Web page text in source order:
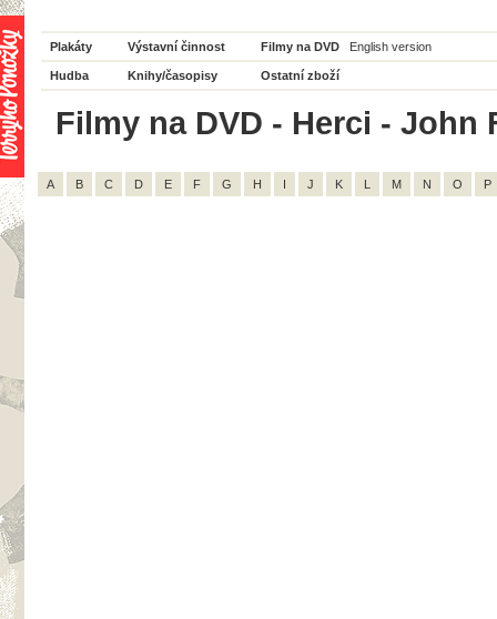
Plakáty Výstavní činnost Filmy na DVD English version
Hudba Knihy/časopisy Ostatní zboží
Filmy na DVD - Herci - John
A B C D E F G H I J K L M N O P